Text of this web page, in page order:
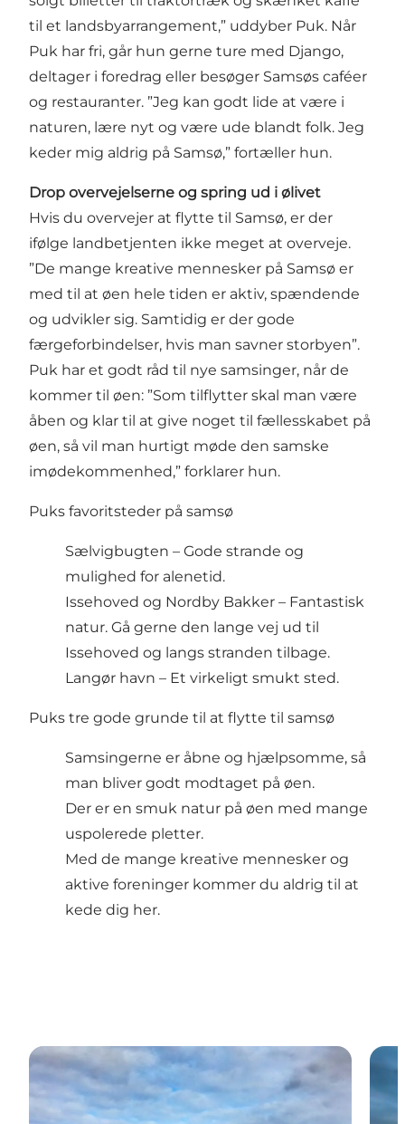
til et landsbyarrangement,” uddyber Puk. Når
Puk har fri, går hun gerne ture med Django,
deltager i foredrag eller besøger Samsøs caféer
og restauranter. ”Jeg kan godt lide at være i
naturen, lære nyt og være ude blandt folk. Jeg
keder mig aldrig på Samsø,” fortæller hun.
Drop overvejelserne og spring ud i ølivet
Hvis du overvejer at flytte til Samsø, er der
ifølge landbetjenten ikke meget at overveje.
”De mange kreative mennesker på Samsø er
med til at øen hele tiden er aktiv, spændende
og udvikler sig. Samtidig er der gode
færgeforbindelser, hvis man savner storbyen”.
Puk har et godt råd til nye samsinger, når de
kommer til øen: ”Som tilflytter skal man være
åben og klar til at give noget til fællesskabet på
øen, så vil man hurtigt møde den samske
imødekommenhed,” forklarer hun.
Puks favoritsteder på samsø
Sælvigbugten – Gode strande og
mulighed for alenetid.
Issehoved og Nordby Bakker – Fantastisk
natur. Gå gerne den lange vej ud til
Issehoved og langs stranden tilbage.
Langør havn – Et virkeligt smukt sted.
Puks tre gode grunde til at flytte til samsø
Samsingerne er åbne og hjælpsomme, så
man bliver godt modtaget på øen.
Der er en smuk natur på øen med mange
uspolerede pletter.
Med de mange kreative mennesker og
aktive foreninger kommer du aldrig til at
kede dig her.